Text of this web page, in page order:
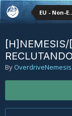
EU -
[H]NEMESIS/
By OverdriveNemesis